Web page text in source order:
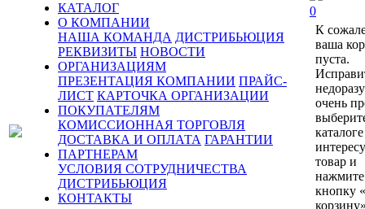
КАТАЛОГ
О КОМПАНИИ
НАША КОМАНДА ДИСТРИБЬЮЦИЯ
РЕКВИЗИТЫ НОВОСТИ
ОРГАНИЗАЦИЯМ
ПРЕЗЕНТАЦИЯ КОМПАНИИ ПРАЙС-
ЛИСТ КАРТОЧКА ОРГАНИЗАЦИИ
ПОКУПАТЕЛЯМ
КОМИССИОННАЯ ТОРГОВЛЯ
ДОСТАВКА И ОПЛАТА ГАРАНТИИ
ПАРТНЕРАМ
УСЛОВИЯ СОТРУДНИЧЕСТВА
ДИСТРИБЬЮЦИЯ
КОНТАКТЫ
0
К
ваша
пуста.
очень
каталоге
товар и
нажмите
кнопку